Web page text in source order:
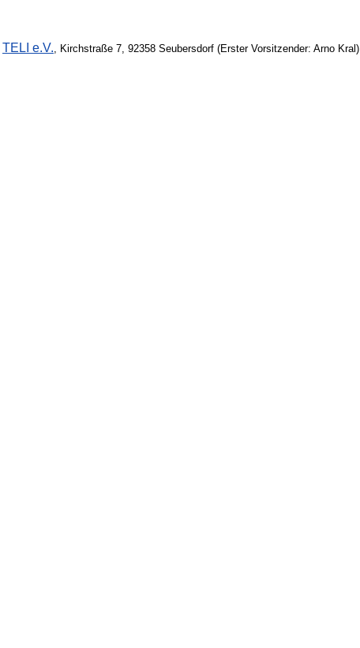
TELI e.V. , Kirchstraße 7, 92358 Seubersdorf (Erster Vorsitzender: Arno Kral)